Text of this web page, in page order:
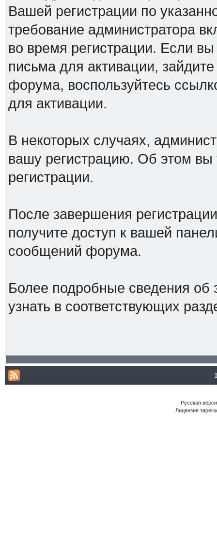
Вашей регистрации по
требование администратора
во время регистрации. Если
письма для активации,
форума, воспользуйтесь
для активации.
В некоторых случаях,
вашу регистрацию. Об этом
регистрации.
После завершения
получите доступ к вашей
сообщений форума.
Более подробные сведения
узнать в соответствующих
Русская
Лицензия